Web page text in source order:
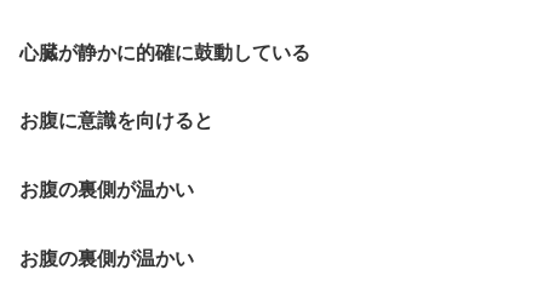
心臓が静かに的確に鼓動している
お腹に意識を向けると
お腹の裏側が温かい
お腹の裏側が温かい